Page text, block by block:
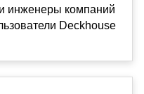
инженеры компаний
Deckhouse